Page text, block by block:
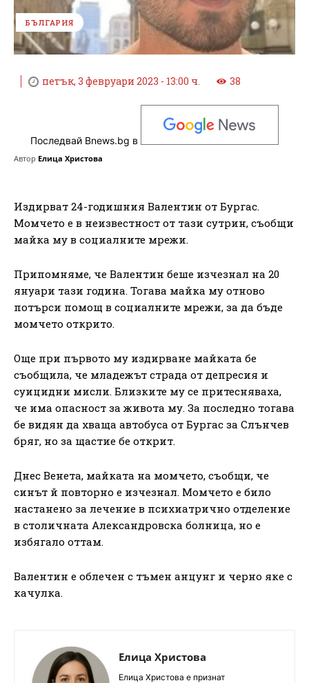
БЪЛГАРИЯ
петък, 3 февруари 2023 - 13:00 ч. 38
Последвай Bnews.bg в
Автор Елица Христова
Издирват 24-годишния Валентин от Бургас.
Момчето е в неизвестност от тази сутрин, съобщи
майка му в социалните мрежи.
Припомняме, че Валентин беше изчезнал на 20
януари тази година. Тогава майка му отново
потърси помощ в социалните мрежи, за да бъде
момчето открито.
Още при първото му издирване майката бе
съобщила, че младежът страда от депресия и
суицидни мисли. Близките му се притесняваха,
че има опасност за живота му. За последно тогава
бе видян да хваща автобуса от Бургас за Слънчев
бряг, но за щастие бе открит.
Днес Венета, майката на момчето, съобщи, че
синът й повторно е изчезнал. Момчето е било
настанено за лечение в психиатрично отделение
в столичната Александровска болница, но е
избягало оттам.
Валентин е облечен с тъмен анцунг и черно яке с
качулка.
Елица Христова
Елица Христова е признат